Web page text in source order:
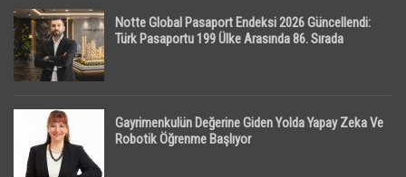
Notte Global Pasaport Endeksi 2026 Güncellendi:
Türk Pasaportu 199 Ülke Arasında 86. Sırada
Gayrimenkulün Değerine Giden Yolda Yapay Zeka Ve
Robotik Öğrenme Başlıyor